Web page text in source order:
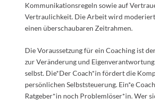
Kommunikationsregeln sowie auf
Vertraulichkeit. Die Arbeit wird
einen überschaubaren Zeitrahmen.
Die Voraussetzung für ein Coaching ist
zur Veränderung und
selbst. Die*Der Coach*in fördert die
persönlichen Selbststeuerung. Ein*e
Ratgeber*in noch Problemlöser*in. Wer